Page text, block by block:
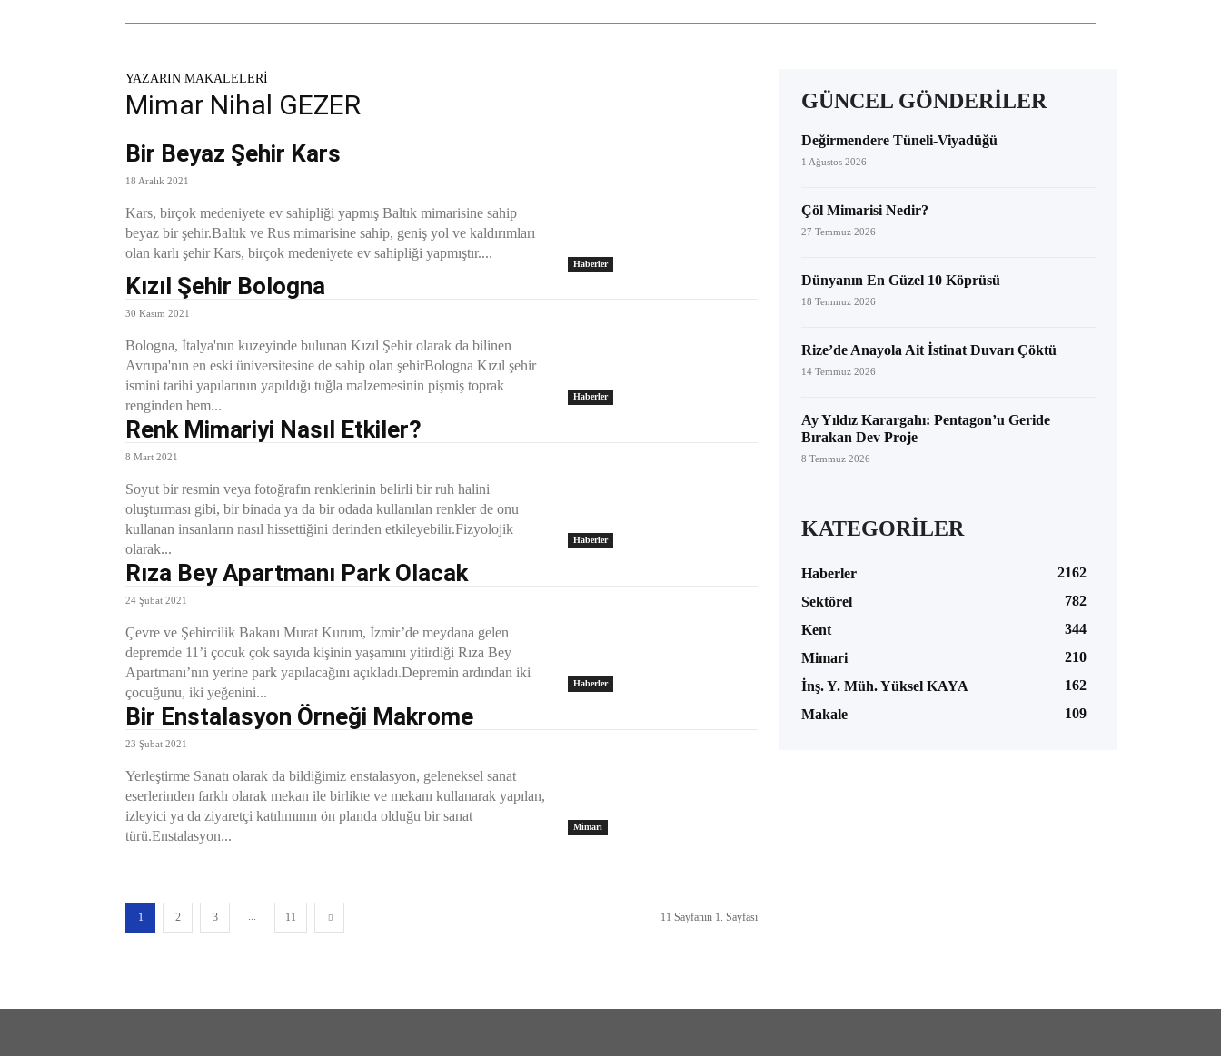
YAZARIN MAKALELERİ
Mimar Nihal GEZER
Haberler
Bir Beyaz Şehir Kars
18 Aralık 2021
Kars, birçok medeniyete ev sahipliği yapmış Baltık mimarisine sahip
beyaz bir şehir.Baltık ve Rus mimarisine sahip, geniş yol ve kaldırımları
olan karlı şehir Kars, birçok medeniyete ev sahipliği yapmıştır....
Haberler
Kızıl Şehir Bologna
30 Kasım 2021
Bologna, İtalya'nın kuzeyinde bulunan Kızıl Şehir olarak da bilinen
Avrupa'nın en eski üniversitesine de sahip olan şehirBologna Kızıl şehir
ismini tarihi yapılarının yapıldığı tuğla malzemesinin pişmiş toprak
renginden hem...
Haberler
Renk Mimariyi Nasıl Etkiler?
8 Mart 2021
Soyut bir resmin veya fotoğrafın renklerinin belirli bir ruh halini
oluşturması gibi, bir binada ya da bir odada kullanılan renkler de onu
kullanan insanların nasıl hissettiğini derinden etkileyebilir.Fizyolojik
olarak...
Haberler
Rıza Bey Apartmanı Park Olacak
24 Şubat 2021
Çevre ve Şehircilik Bakanı Murat Kurum, İzmir’de meydana gelen
depremde 11’i çocuk çok sayıda kişinin yaşamını yitirdiği Rıza Bey
Apartmanı’nın yerine park yapılacağını açıkladı.Depremin ardından iki
çocuğunu, iki yeğenini...
Mimari
Bir Enstalasyon Örneği Makrome
23 Şubat 2021
Yerleştirme Sanatı olarak da bildiğimiz enstalasyon, geleneksel sanat
eserlerinden farklı olarak mekan ile birlikte ve mekanı kullanarak yapılan,
izleyici ya da ziyaretçi katılımının ön planda olduğu bir sanat
türü.Enstalasyon...
1 2 3 ... 11 11 Sayfanın 1. Sayfası
GÜNCEL GÖNDERİLER
Değirmendere Tüneli-Viyadüğü
1 Ağustos 2026
Çöl Mimarisi Nedir?
27 Temmuz 2026
Dünyanın En Güzel 10 Köprüsü
18 Temmuz 2026
Rize’de Anayola Ait İstinat Duvarı Çöktü
14 Temmuz 2026
Ay Yıldız Karargahı: Pentagon’u Geride
Bırakan Dev Proje
8 Temmuz 2026
KATEGORİLER
Haberler
2162
Sektörel
782
Kent
344
Mimari
210
İnş. Y. Müh. Yüksel KAYA
162
Makale
109